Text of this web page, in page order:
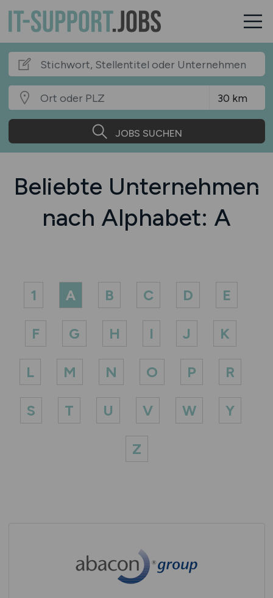
JOBS SUCHEN
Beliebte Unternehmen
nach Alphabet: A
1 A B C D E
F G H I J K
L M N O P R
S T U V W Y
Z